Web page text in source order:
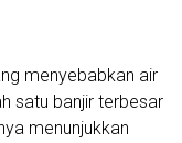
menyebabkan air
satu banjir terbesar
menunjukkan